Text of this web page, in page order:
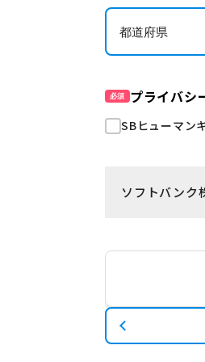
必須 プライバシ
SBヒューマン
ソフトバンク